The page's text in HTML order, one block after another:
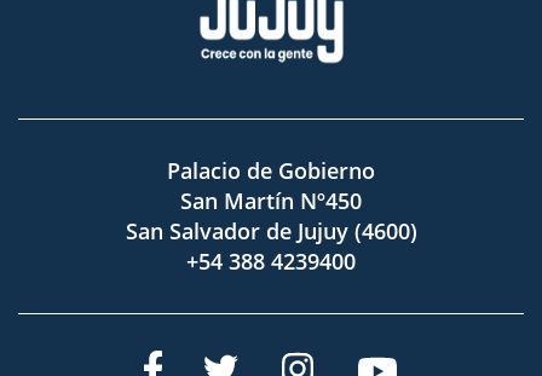
Palacio de Gobierno
San Martín Nº450
San Salvador de Jujuy (4600)
+54 388 4239400